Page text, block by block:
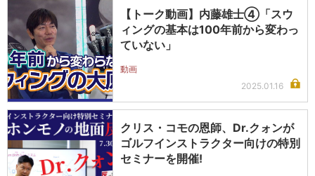
【トーク動画】内藤雄士④「スウ
ィングの基本は100年前から変わっ
ていない」
動画
2025.01.16
クリス・コモの恩師、Dr.クォンが
ゴルフインストラクター向けの特別
セミナーを開催!